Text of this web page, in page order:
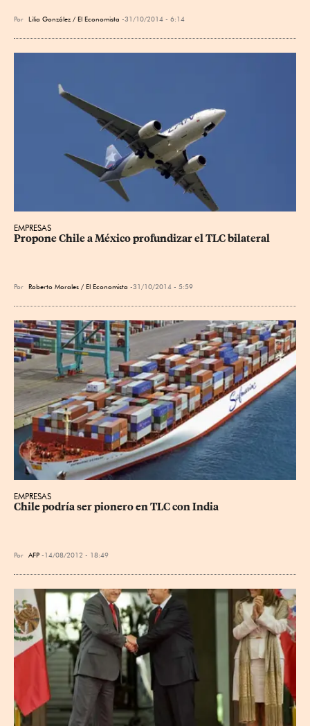
Por Lilia González / El Economista 31/10/2014 - 6:14
EMPRESAS
Propone Chile a México profundizar el TLC bilateral
Por Roberto Morales / El Economista 31/10/2014 - 5:59
EMPRESAS
Chile podría ser pionero en TLC con India
Por AFP 14/08/2012 - 18:49